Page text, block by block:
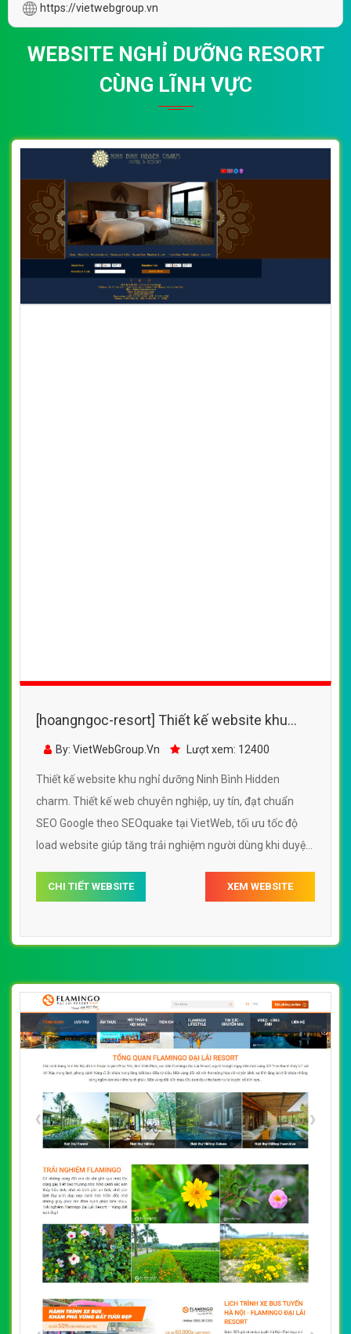
https://vietwebgroup.vn
WEBSITE NGHỈ DƯỠNG RESORT
CÙNG LĨNH VỰC
[hoangngoc-resort] Thiết kế website khu
nghỉ dưỡng Ninh Bình Hidden charm
By: VietWebGroup.Vn Lượt xem: 12400
Thiết kế website khu nghỉ dưỡng Ninh Bình Hidden
charm. Thiết kế web chuyên nghiệp, uy tín, đạt chuẩn
SEO Google theo SEOquake tại VietWeb, tối ưu tốc độ
load website giúp tăng trải nghiệm người dùng khi duyệt
CHI TIẾT WEBSITE XEM WEBSITE